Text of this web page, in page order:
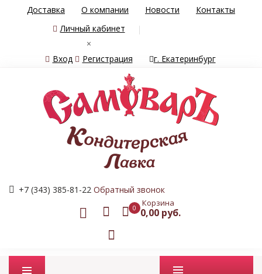
Доставка О компании Новости
Контакты
Личный кабинет
×
Вход
Регистрация г. Екатеринбург
+7 (343) 385-81-22 Обратный звонок
0 Корзина
0,00 руб.